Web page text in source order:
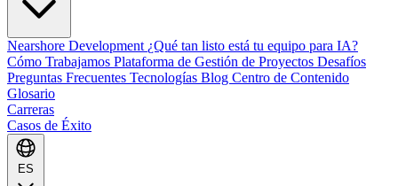
Nearshore Development ¿Qué tan listo está tu equipo para IA?
Cómo Trabajamos Plataforma de Gestión de Proyectos Desafíos
Preguntas Frecuentes Tecnologías Blog Centro de Contenido
Glosario
Carreras
Casos de Éxito